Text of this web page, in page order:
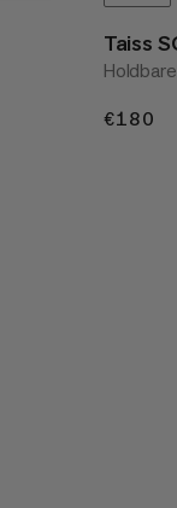
Taiss
€180